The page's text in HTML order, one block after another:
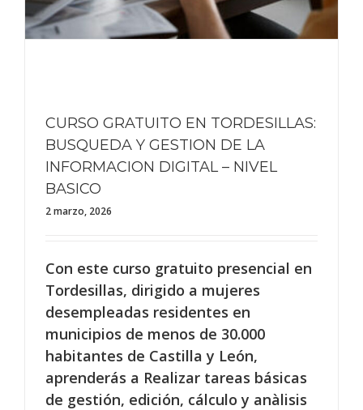
CURSO GRATUITO EN TORDESILLAS:
BUSQUEDA Y GESTION DE LA
INFORMACION DIGITAL – NIVEL
BASICO
2 marzo, 2026
Con este curso gratuito presencial en
Tordesillas, dirigido a mujeres
desempleadas residentes en
municipios de menos de 30.000
habitantes de Castilla y León,
aprenderás a Realizar tareas básicas
de gestión, edición, cálculo y anàlisis